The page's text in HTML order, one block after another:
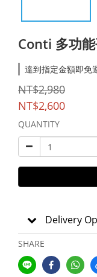
Conti 多功
達到指定金額即
NT$2,980
NT$2,600
QUANTITY
Delivery
SHARE